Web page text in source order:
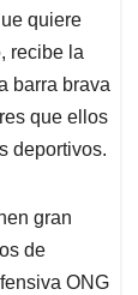
quiere
recibe la
barra brava
que ellos
deportivos.
gran
de
ONG